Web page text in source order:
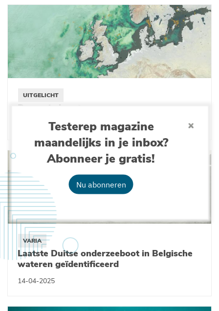
Testerep magazine
maandelijks in je inbox?
Abonneer je gratis!
Nu abonneren
UITGELICHT
De zee in kaart
28-05-2025
VARIA
Laatste Duitse onderzeeboot in Belgische
wateren geïdentificeerd
14-04-2025